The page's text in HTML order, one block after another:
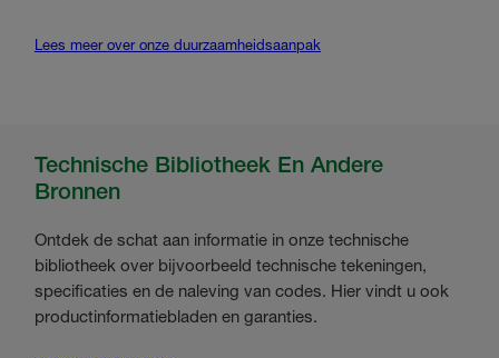
Lees meer over onze duurzaamheidsaanpak
Technische Bibliotheek En Andere
Bronnen
Ontdek de schat aan informatie in onze technische
bibliotheek over bijvoorbeeld technische tekeningen,
specificaties en de naleving van codes. Hier vindt u ook
productinformatiebladen en garanties.